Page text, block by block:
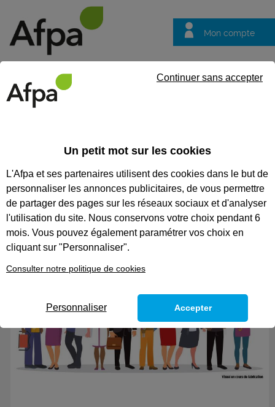
Mon compte
questions
CODES
TECHNICIEN INFORMATIQUE
DE PROXIMITÉ
Un petit mot sur les cookies
L'Afpa et ses partenaires utilisent des cookies dans le but de
personnaliser les annonces publicitaires, de vous permettre
de partager des pages sur les réseaux sociaux et d'analyser
l'utilisation du site. Nous conservons votre choix pendant 6
mois. Vous pouvez également paramétrer vos choix en
cliquant sur "Personnaliser".
Consulter notre politique de cookies
Continuer sans accepter
Personnaliser Accepter